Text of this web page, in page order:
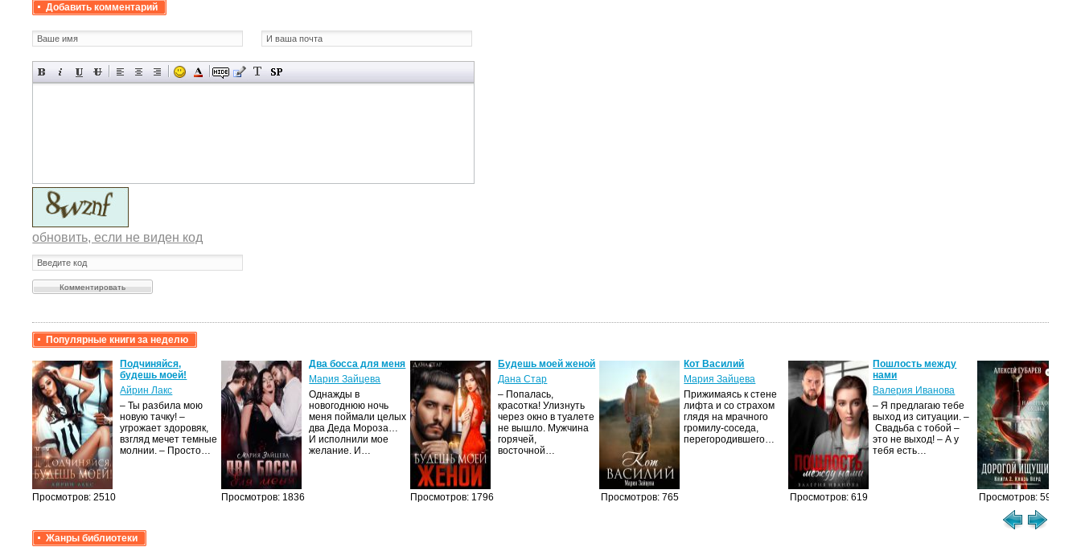
Добавить комментарий
обновить, если не виден код
Популярные книги за неделю
Просмотров: 2510
Подчиняйся,
будешь моей!
Айрин Лакс
– Ты разбила мою
новую тачку! –
угрожает здоровяк,
взгляд мечет темные
молнии. – Просто…
Просмотров: 1836
Два босса для меня
Мария Зайцева
Однажды в
новогоднюю ночь
меня поймали целых
два Деда Мороза…
И исполнили мое
желание. И…
Просмотров: 1796
Будешь моей женой
Дана Стар
– Попалась,
красотка! Улизнуть
через окно в туалете
не вышло. Мужчина
горячей,
восточной…
Просмотров: 765
Кот Василий
Мария Зайцева
Прижимаясь к стене
лифта и со страхом
глядя на мрачного
громилу-соседа,
перегородившего…
Просмотров: 619
Пошлость между
нами
Валерия Иванова
– Я предлагаю тебе
выход из ситуации. –
Свадьба с тобой –
это не выход! – А у
тебя есть…
Просмотров: 594
Жанры библиотеки